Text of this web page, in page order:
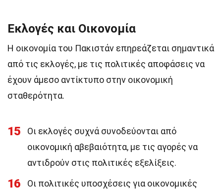
Εκλογές και Οικονομία
Η οικονομία του Πακιστάν επηρεάζεται σημαντικά
από τις εκλογές, με τις πολιτικές αποφάσεις να
έχουν άμεσο αντίκτυπο στην οικονομική
σταθερότητα.
15
Οι εκλογές συχνά συνοδεύονται από
οικονομική αβεβαιότητα, με τις αγορές να
αντιδρούν στις πολιτικές εξελίξεις.
16
Οι πολιτικές υποσχέσεις για οικονομικές